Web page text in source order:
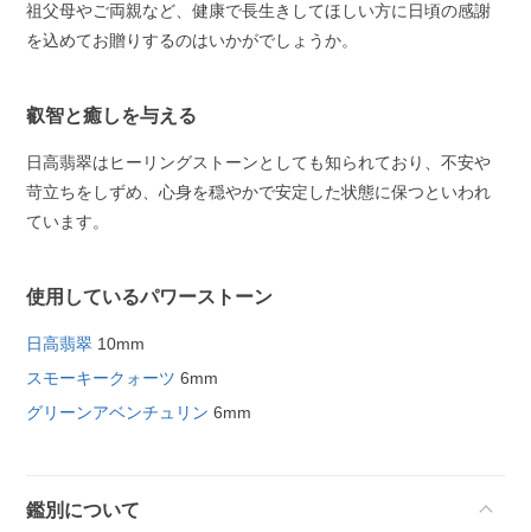
祖父母やご両親など、健康で長生きしてほしい方に日頃の感謝
を込めてお贈りするのはいかがでしょうか。
叡智と癒しを与える
日高翡翠はヒーリングストーンとしても知られており、不安や
苛立ちをしずめ、心身を穏やかで安定した状態に保つといわれ
ています。
使用しているパワーストーン
日高翡翠 10mm
スモーキークォーツ 6mm
グリーンアベンチュリン 6mm
鑑別について